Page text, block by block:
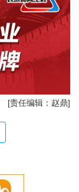
[责任编辑：赵鼎]